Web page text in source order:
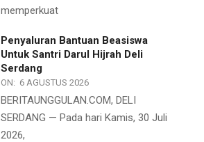
memperkuat
Penyaluran Bantuan Beasiswa
Untuk Santri Darul Hijrah Deli
Serdang
ON: 6 AGUSTUS 2026
BERITAUNGGULAN.COM, DELI
SERDANG — Pada hari Kamis, 30 Juli
2026,